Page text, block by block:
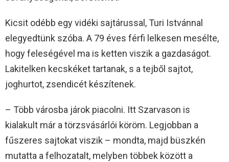
Kicsit odébb egy vidéki sajtárussal, Turi Istvánnal
elegyedtünk szóba. A 79 éves férfi lelkesen mesélte,
hogy feleségével ma is ketten viszik a gazdaságot.
Lakitelken kecskéket tartanak, s a tejből sajtot,
joghurtot, zsendicét készítenek.
– Több városba járok piacolni. Itt Szarvason is
kialakult már a törzsvásárlói köröm. Legjobban a
fűszeres sajtokat viszik – mondta, majd büszkén
mutatta a felhozatalt, melyben többek között a